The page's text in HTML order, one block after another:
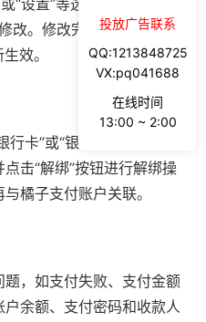
“设置”等选项，进入后点击
改。修改完成后，用户需要
效。
卡”或“银行卡管理”等选
击“解绑”按钮进行解绑操
橘子支付账户关联。
，如支付失败、支付金额
余额、支付密码和收款人
投放广告联系
QQ:1213848725
VX:pq041688
在线时间
13:00 ~ 2:00